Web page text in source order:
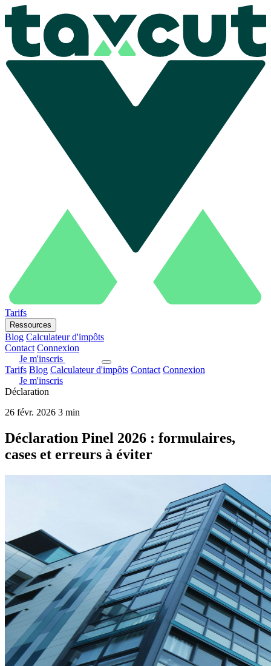
Tarifs
Ressources
Blog Calculateur d'impôts
Contact Connexion
Je m'inscris
Tarifs Blog Calculateur d'impôts Contact Connexion
Je m'inscris
Déclaration
26 févr. 2026 3 min
Déclaration Pinel 2026 : formulaires,
cases et erreurs à éviter